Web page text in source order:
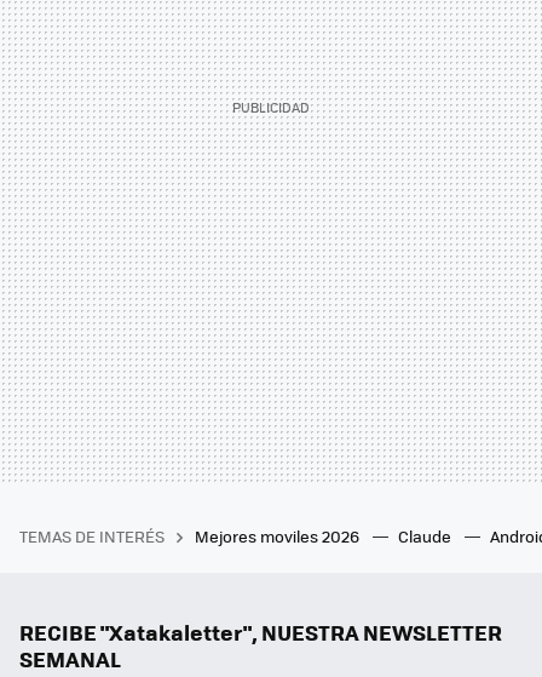
TEMAS DE INTERÉS Mejores moviles 2026 Claude
RECIBE "Xatakaletter", NUESTRA NEWSLETTER
SEMANAL